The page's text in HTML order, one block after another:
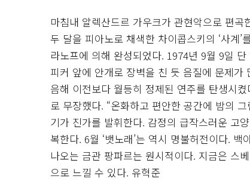
마침내 알렉산드르 가우크가 관현악으로 편곡
두 달을 피아노로 채색한 차이콥스키의 ‘사계
라노프에 의해 완성되었다. 1974년 9월 9일
피커 앞에 안개로 장벽을 친 듯 음질에 문제가
음해 이전보다 월등히 정제된 연주를 탄생시
로 무장했다. “온화하고 편안한 공간에 밤의
기가 진가를 발휘한다. 감정의 급작스러운 고
복한다. 6월 ‘뱃노래’는 역시 명불허전이다.
나오는 금관 팡파르는 원시적이다. 지금은 스
으로 느낄 수 있다. 유혁준